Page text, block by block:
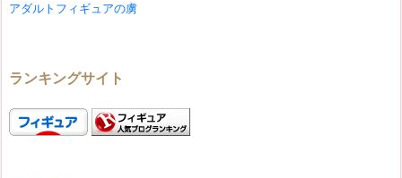
アダルトフィギュアの虜
ランキングサイト